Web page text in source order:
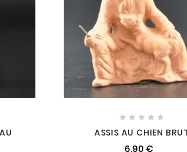
    
ASSIS AU CHIEN
6,90 €